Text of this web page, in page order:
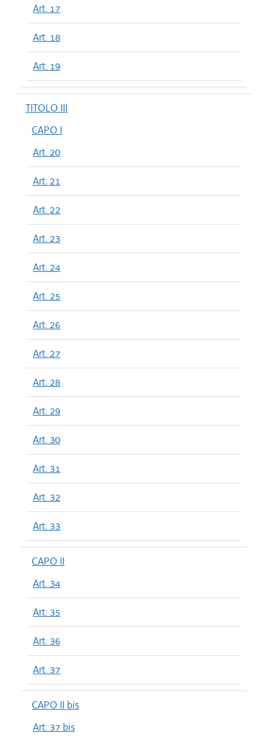
Art. 17
Art. 18
Art. 19
TITOLO III
CAPO I
Art. 20
Art. 21
Art. 22
Art. 23
Art. 24
Art. 25
Art. 26
Art. 27
Art. 28
Art. 29
Art. 30
Art. 31
Art. 32
Art. 33
CAPO II
Art. 34
Art. 35
Art. 36
Art. 37
CAPO II bis
Art. 37 bis